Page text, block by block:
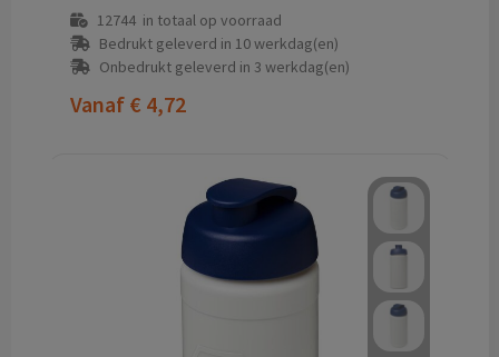
12744in totaal op voorraad
Bedrukt geleverd in 10 werkdag(en)
Onbedrukt geleverd in 3 werkdag(en)
Vanaf € 4,72